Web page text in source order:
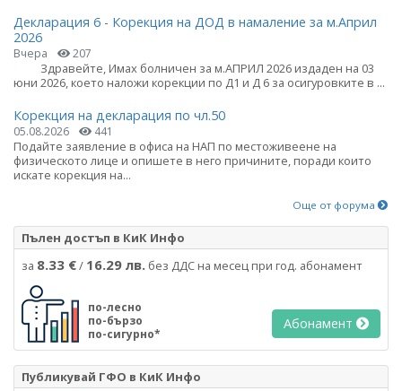
Декларация 6 - Корекция на ДОД в намаление за м.Април
2026
Вчера 207
Здравейте, Имах болничен за м.АПРИЛ 2026 издаден на 03
юни 2026, което наложи корекции по Д1 и Д 6 за осигуровките в ...
Корекция на декларация по чл.50
05.08.2026 441
Подайте заявление в офиса на НАП по местоживеене на
физическото лице и опишете в него причините, поради които
искате корекция на...
Още от форума
Пълен достъп в КиК Инфо
за 8.33 €/ 16.29 лв. без ДДС на месец при год. абонамент
по-лесно
по-бързо
по-сигурно*
Абонамент
Публикувай ГФО в КиК Инфо